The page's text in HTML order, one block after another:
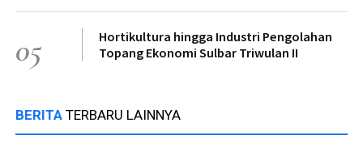
05
Hortikultura hingga Industri Pengolahan
Topang Ekonomi Sulbar Triwulan II
BERITA TERBARU LAINNYA